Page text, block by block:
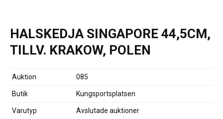
HALSKEDJA SINGAPORE 44,5CM,
TILLV. KRAKOW, POLEN
Auktion 085
Butik Kungsportsplatsen
Varutyp Avslutade auktioner